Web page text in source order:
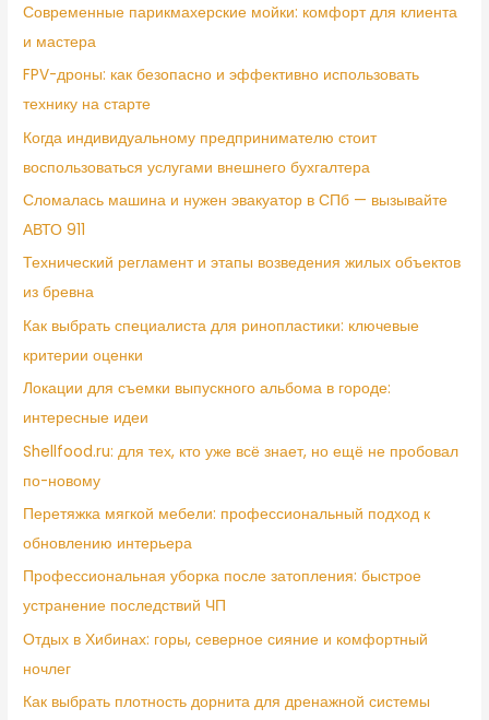
Современные парикмахерские мойки: комфорт для клиента
и мастера
FPV-дроны: как безопасно и эффективно использовать
технику на старте
Когда индивидуальному предпринимателю стоит
воспользоваться услугами внешнего бухгалтера
Сломалась машина и нужен эвакуатор в СПб — вызывайте
АВТО 911
Технический регламент и этапы возведения жилых объектов
из бревна
Как выбрать специалиста для ринопластики: ключевые
критерии оценки
Локации для съемки выпускного альбома в городе:
интересные идеи
Shellfood.ru: для тех, кто уже всё знает, но ещё не пробовал
по-новому
Перетяжка мягкой мебели: профессиональный подход к
обновлению интерьера
Профессиональная уборка после затопления: быстрое
устранение последствий ЧП
Отдых в Хибинах: горы, северное сияние и комфортный
ночлег
Как выбрать плотность дорнита для дренажной системы